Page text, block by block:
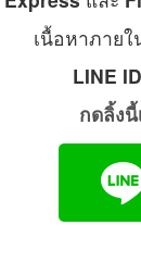
เนื้อหาภาย
LINE ID
กดลิ้ง